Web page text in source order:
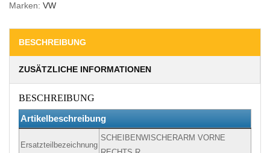
Marken: VW
BESCHREIBUNG
ZUSÄTZLICHE INFORMATIONEN
BESCHREIBUNG
Artikelbeschreibung
Ersatzteilbezeichnung
SCHEIBENWISCHERARM VORNE